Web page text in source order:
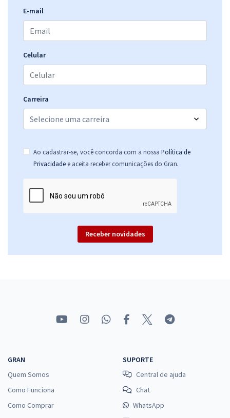
E-mail
Celular
Carreira
Ao cadastrar-se, você concorda com a nossa Política de
Privacidade e aceita receber comunicações do Gran.
Receber novidades
GRAN
Quem Somos
Como Funciona
Como Comprar
SUPORTE
Central de ajuda
Chat
WhatsApp